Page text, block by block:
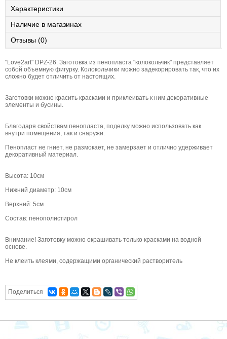
Характеристики
Наличие в магазинах
Отзывы (0)
"Love2art" DPZ-26. Заготовка из пенопласта "колокольчик" представляет
собой объемную фигурку. Колокольчики можно задекорировать так, что их
сложно будет отличить от настоящих.
Заготовки можно красить красками и приклеивать к ним декоративные
элементы и бусины.
Благодаря свойствам пенопласта, поделку можно использовать как
внутри помещения, так и снаружи.
Пенопласт не гниет, не размокает, не замерзает и отлично удерживает
декоративный материал.
Высота: 10см
Нижний диаметр: 10см
Верхний: 5см
Состав: пенополистирол
Внимание! Заготовку можно окрашивать только красками на водной
основе.
Не клеить клеями, содержащими органический растворитель
Поделиться